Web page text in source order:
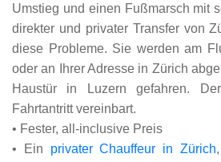
Umstieg und einen Fußmarsch mit
direkter und privater Transfer von
diese Probleme. Sie werden am
oder an Ihrer Adresse in Zürich
Haustür in Luzern gefahren.
Fahrtantritt vereinbart.
• Fester, all-inclusive Preis
•
Ein privater Chauffeur in Zürich